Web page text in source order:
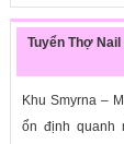
Tuyển Thợ
Khu Smyrna –
ổn định quanh